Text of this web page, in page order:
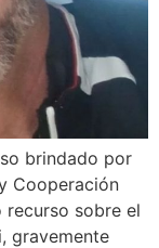
brindado por
Cooperación
recurso sobre el
gravemente